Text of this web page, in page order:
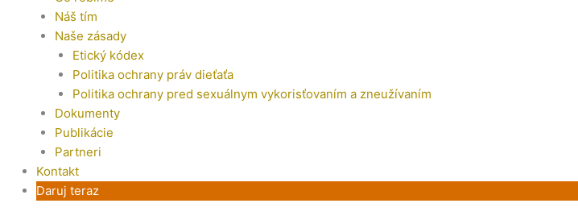
Náš tím
Naše zásady
Etický kódex
Politika ochrany práv dieťaťa
Politika ochrany pred sexuálnym vykorisťovaním a zneužívaním
Dokumenty
Publikácie
Partneri
Kontakt
Daruj teraz